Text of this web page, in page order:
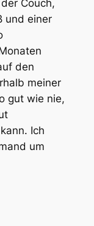
Couch,
und einer
den
meiner
gut wie nie,
Ich
um